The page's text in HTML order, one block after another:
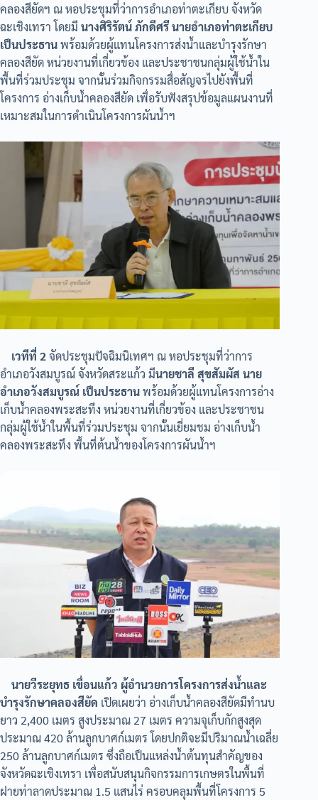
คลองสียัดฯ ณ หอประชุมที่ว่าการอำเภอท่าตะเกียบ จังหวัด
ฉะเชิงเทรา โดยมี นางศิริรัตน์ ภักดีศรี นายอำเภอท่าตะเกียบ
เป็นประธานพร้อมด้วยผู้แทนโครงการส่งน้ำและบำรุงรักษา
คลองสียัด หน่วยงานที่เกี่ยวข้อง และประชาชนกลุ่มผู้ใช้น้ำใน
พื้นที่ร่วมประชุม จากนั้นร่วมกิจกรรมสื่อสัญจรไปยังพื้นที่
โครงการ อ่างเก็บน้ำคลองสียัด เพื่อรับฟังสรุปข้อมูลแผนงานที่
เหมาะสมในการดำเนินโครงการผันน้ำฯ
เวทีที่ 2จัดประชุมปัจฉิมนิเทศฯ ณ หอประชุมที่ว่าการ
อำเภอวังสมบูรณ์ จังหวัดสระแก้ว มีนายชาลี สุขสัมผัส นาย
อำเภอวังสมบูรณ์ เป็นประธานพร้อมด้วยผู้แทนโครงการอ่าง
เก็บน้ำคลองพระสะทึง หน่วยงานที่เกี่ยวข้อง และประชาชน
กลุ่มผู้ใช้น้ำในพื้นที่ร่วมประชุม จากนั้นเยี่ยมชม อ่างเก็บน้ำ
คลองพระสะทึง พื้นที่ต้นน้ำของโครงการผันน้ำฯ
นายวีระยุทธ เขื่อนแก้ว ผู้อำนวยการโครงการส่งน้ำและ
บำรุงรักษาคลองสียัด เปิดเผยว่า อ่างเก็บน้ำคลองสียัดมีทำนบ
ยาว 2,400 เมตร สูงประมาณ 27 เมตร ความจุเก็บกักสูงสุด
ประมาณ 420 ล้านลูกบาศก์เมตร โดยปกติจะมีปริมาณน้ำเฉลี่ย
250 ล้านลูกบาศก์เมตร ซึ่งถือเป็นแหล่งน้ำต้นทุนสำคัญของ
จังหวัดฉะเชิงเทรา เพื่อสนับสนุนกิจกรรมการเกษตรในพื้นที่
ฝายท่าลาดประมาณ 1.5 แสนไร่ ครอบคลุมพื้นที่โครงการ 5